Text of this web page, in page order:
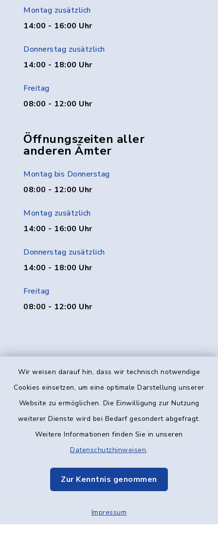
Wir weisen darauf hin, dass wir technisch notwendige
Cookies einsetzen, um eine optimale Darstellung unserer
Website zu ermöglichen. Die Einwilligung zur Nutzung
weiterer Dienste wird bei Bedarf gesondert abgefragt.
Weitere Informationen finden Sie in unseren
Datenschutzhinweisen.
Zur Kenntnis genommen
Impressum
Montag zusätzlich
14:00 - 16:00 Uhr
Donnerstag zusätzlich
14:00 - 18:00 Uhr
Freitag
08:00 - 12:00 Uhr
Öffnungszeiten aller
anderen Ämter
Montag bis Donnerstag
08:00 - 12:00 Uhr
Montag zusätzlich
14:00 - 16:00 Uhr
Donnerstag zusätzlich
14:00 - 18:00 Uhr
Freitag
08:00 - 12:00 Uhr
Kontakt
Datenschutz
Elektronische Kommunikation
Sitemap